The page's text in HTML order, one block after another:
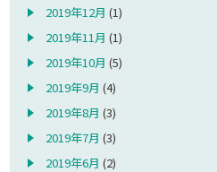
2019年12月 (1)
2019年11月 (1)
2019年10月 (5)
2019年9月 (4)
2019年8月 (3)
2019年7月 (3)
2019年6月 (2)